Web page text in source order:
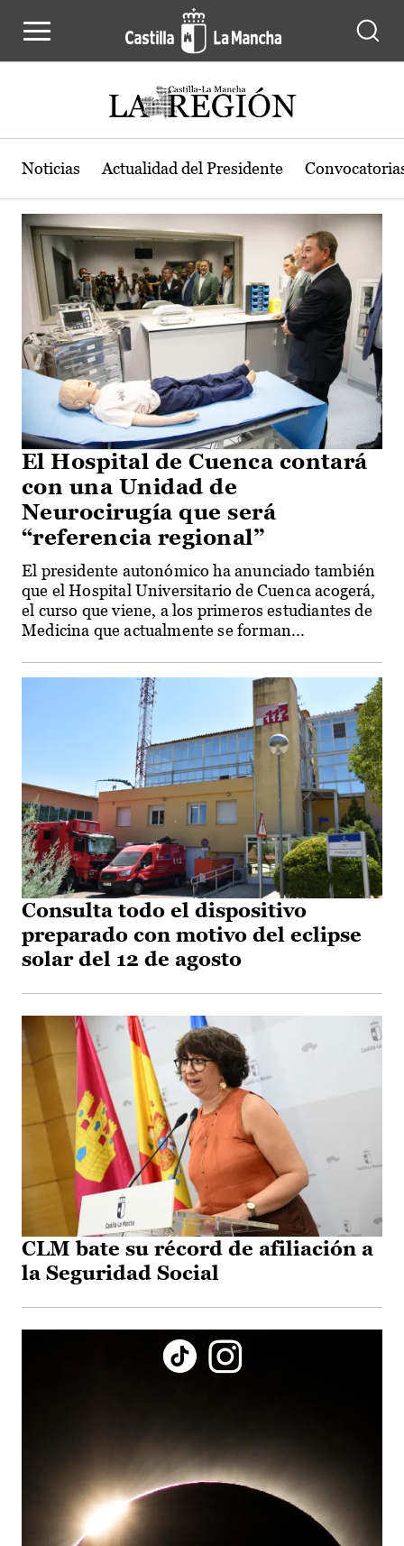
Actualidad de la región de Castilla-
Noticias Actualidad del Presidente
El Hospital de Cuenca contará
con una Unidad de
Neurocirugía que será
“referencia regional”
El presidente autonómico ha anunciado también
que el Hospital Universitario de Cuenca acogerá,
el curso que viene, a los primeros estudiantes de
Medicina que actualmente se forman...
Consulta todo el dispositivo
preparado con motivo del eclipse
solar del 12 de agosto
CLM bate su récord de afiliación a
la Seguridad Social